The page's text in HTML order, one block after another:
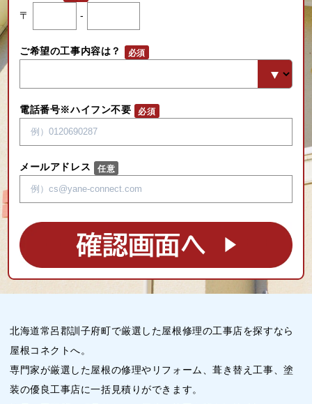
〒
-
ご希望の工事内容は？
電話番号※ハイフン不要
メールアドレス
北海道常呂郡訓子府町で厳選した屋根修理の工事店を探すなら
屋根コネクトへ。
専門家が厳選した屋根の修理やリフォーム、葺き替え工事、塗
装の優良工事店に一括見積りができます。